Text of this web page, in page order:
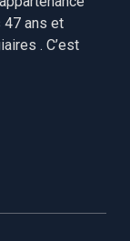
47 ans et
. C’est